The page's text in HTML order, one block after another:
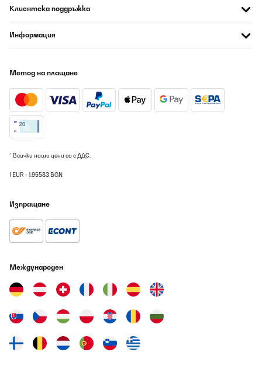
Клиентска поддръжка
Информация
Метод на плащане
* Всички наши цени са с ДДС.
1 EUR = 1.95583 BGN
Изпращане
Международен